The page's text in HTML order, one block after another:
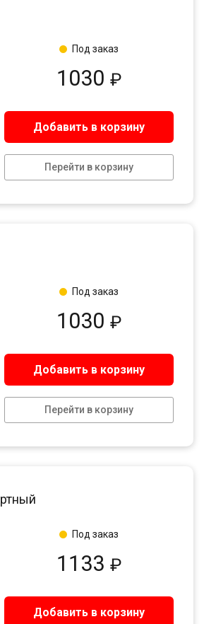
1030 ₽
Добавить в корзину
Перейти в корзину
Под заказ
1030 ₽
Добавить в корзину
Перейти в корзину
Под заказ
1133 ₽
Добавить в корзину
Под заказ